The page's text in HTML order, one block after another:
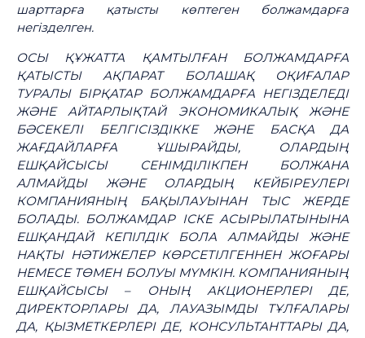
шарттарға қатысты көптеген болжамдарға
негізделген.
ОСЫ ҚҰЖАТТА ҚАМТЫЛҒАН БОЛЖАМДАРҒА
ҚАТЫСТЫ АҚПАРАТ БОЛАШАҚ ОҚИҒАЛАР
ТУРАЛЫ БІРҚАТАР БОЛЖАМДАРҒА НЕГІЗДЕЛЕДІ
ЖӘНЕ АЙТАРЛЫҚТАЙ ЭКОНОМИКАЛЫҚ ЖӘНЕ
БӘСЕКЕЛІ БЕЛГІСІЗДІККЕ ЖӘНЕ БАСҚА ДА
ЖАҒДАЙЛАРҒА ҰШЫРАЙДЫ, ОЛАРДЫҢ
ЕШҚАЙСЫСЫ СЕНІМДІЛІКПЕН БОЛЖАНА
АЛМАЙДЫ ЖӘНЕ ОЛАРДЫҢ КЕЙБІРЕУЛЕРІ
КОМПАНИЯНЫҢ БАҚЫЛАУЫНАН ТЫС ЖЕРДЕ
БОЛАДЫ. БОЛЖАМДАР ІСКЕ АСЫРЫЛАТЫНЫНА
ЕШҚАНДАЙ КЕПІЛДІК БОЛА АЛМАЙДЫ ЖӘНЕ
НАҚТЫ НӘТИЖЕЛЕР КӨРСЕТІЛГЕННЕН ЖОҒАРЫ
НЕМЕСЕ ТӨМЕН БОЛУЫ МҮМКІН. КОМПАНИЯНЫҢ
ЕШҚАЙСЫСЫ –ОНЫҢ АКЦИОНЕРЛЕРІ ДЕ,
ДИРЕКТОРЛАРЫ ДА, ЛАУАЗЫМДЫ ТҰЛҒАЛАРЫ
ДА, ҚЫЗМЕТКЕРЛЕРІ ДЕ, КОНСУЛЬТАНТТАРЫ ДА,